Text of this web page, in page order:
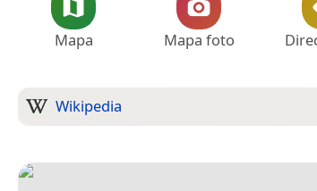
Mapa Mapa foto
Wikipedia